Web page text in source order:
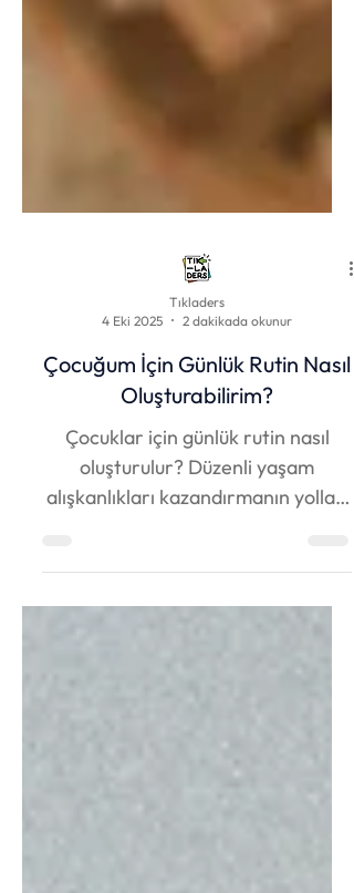
Tıkladers
4 Eki 2025
2 dakikada okunur
Çocuğum İçin Günlük Rutin Nasıl
Oluşturabilirim?
Çocuklar için günlük rutin nasıl
ve ebeveynler için pratik öneriler
burada!